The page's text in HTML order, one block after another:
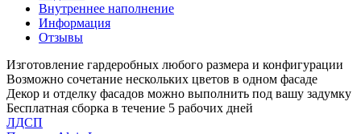
Внутреннее наполнение
Информация
Отзывы
Изготовление гардеробных любого размера и конфигурации
Возможно сочетание нескольких цветов в одном фасаде
Декор и отделку фасадов можно выполнить под вашу задумку
Бесплатная сборка в течение 5 рабочих дней
ЛДСП